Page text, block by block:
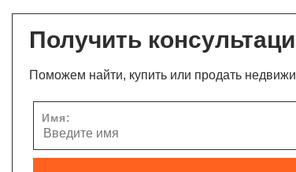
Получить
Поможем найти, купить или продать
Имя: